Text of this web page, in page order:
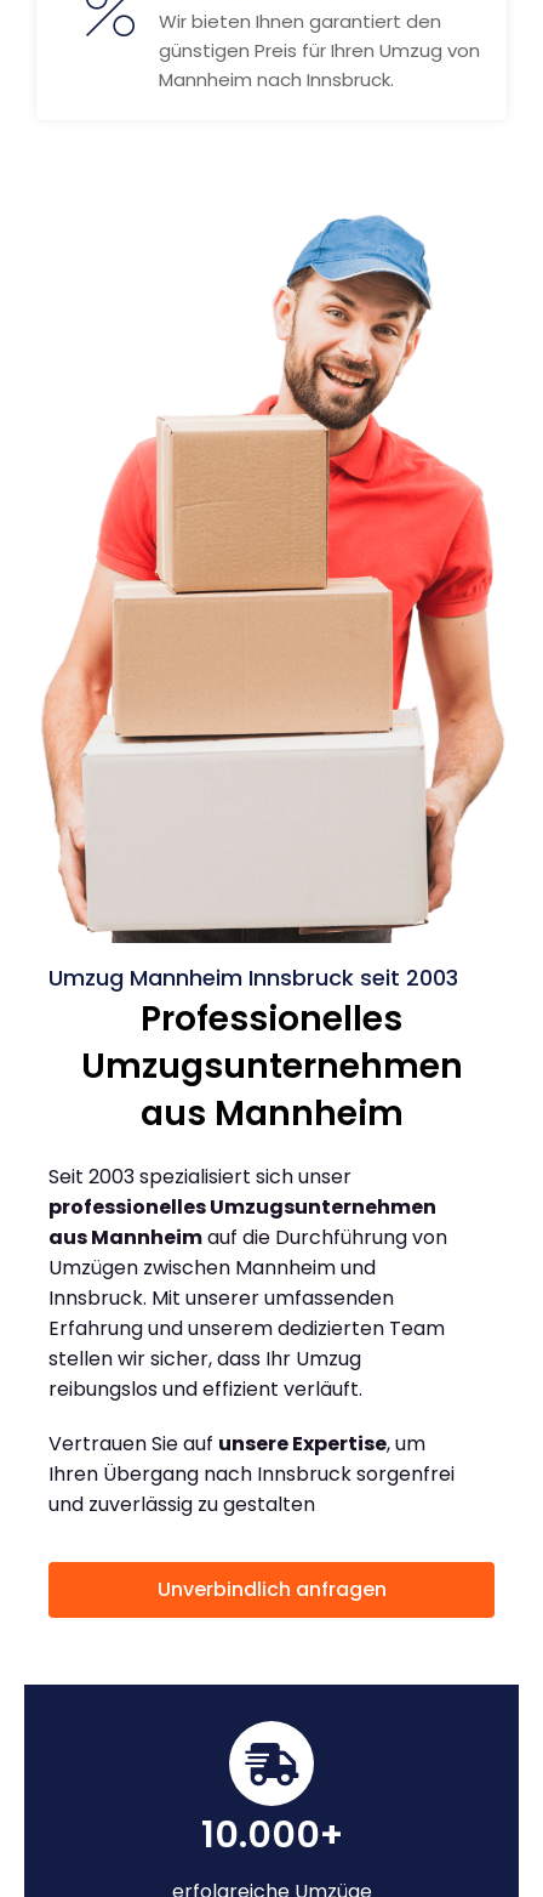
Wir bieten Ihnen garantiert den
günstigen Preis für Ihren Umzug von
Mannheim nach Innsbruck.
Umzug Mannheim Innsbruck seit 2003
Professionelles
Umzugsunternehmen
aus Mannheim
Seit 2003 spezialisiert sich unser
professionelles Umzugsunternehmen
aus Mannheimauf die Durchführung von
Umzügen zwischen Mannheim und
Innsbruck. Mit unserer umfassenden
Erfahrung und unserem dedizierten Team
stellen wir sicher, dass Ihr Umzug
reibungslos und effizient verläuft.
Vertrauen Sie auf unsere Expertise, um
Ihren Übergang nach Innsbruck sorgenfrei
und zuverlässig zu gestalten
Unverbindlich anfragen
10.000+